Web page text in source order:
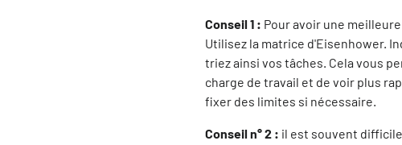
Conseil 1 : Pour avoir une
Utilisez la matrice d'Eisenhower.
triez ainsi vos tâches. Cela vous
charge de travail et de voir plus
fixer des limites si nécessaire.
Conseil n° 2 : il est souvent difficile